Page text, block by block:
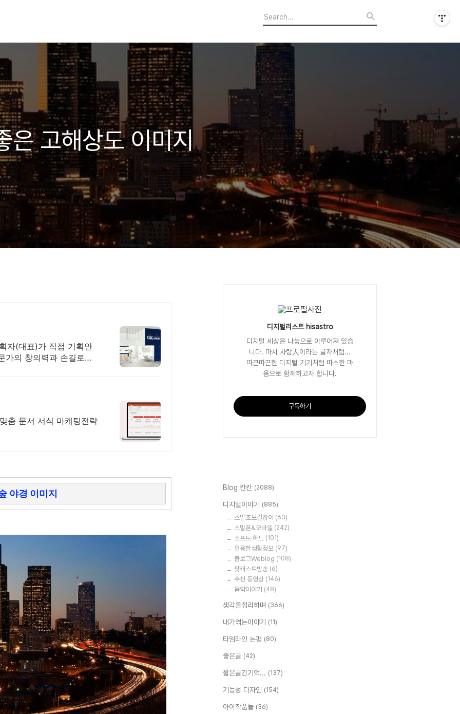
은 고해상도 이미지
자(대표)가 직접 기획안
가의 창의력과 손길로
춤 문서 서식 마케팅전략
야경 이미지
디지털리스트 hisastro
디지털 세상은 나눔으로 이루어져 있습
니다. 마치 사람人이라는 글자처럼...
따끈따끈한 디지털 기기처럼 따스한 마
음으로 함께하고자 합니다.
구독하기
Blog 칸칸 (2088)
디지털이야기 (885)
스맡초보길잡이 (63)
스맡폰&모바일 (242)
소프트.하드 (101)
유용한생활정보 (97)
블로그Weblog (108)
팟캐스트방송 (6)
추천 동영상 (146)
음악이야기 (48)
생각을정리하며 (366)
내가엮는이야기 (11)
타임라인 논평 (80)
좋은글 (42)
짧은글긴기억... (137)
기능성 디자인 (154)
아이작품들 (36)